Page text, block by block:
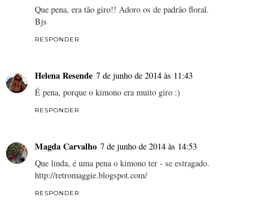
Que pena, era tão giro!! Adoro os de padrão floral.
Bjs
RESPONDER
Helena Resende 7 de junho de 2014 às 11:43
É pena, porque o kimono era muito giro :)
RESPONDER
Magda Carvalho 7 de junho de 2014 às 14:53
Que linda, é uma pena o kimono ter - se estragado.
http://retromaggie.blogspot.com/
RESPONDER